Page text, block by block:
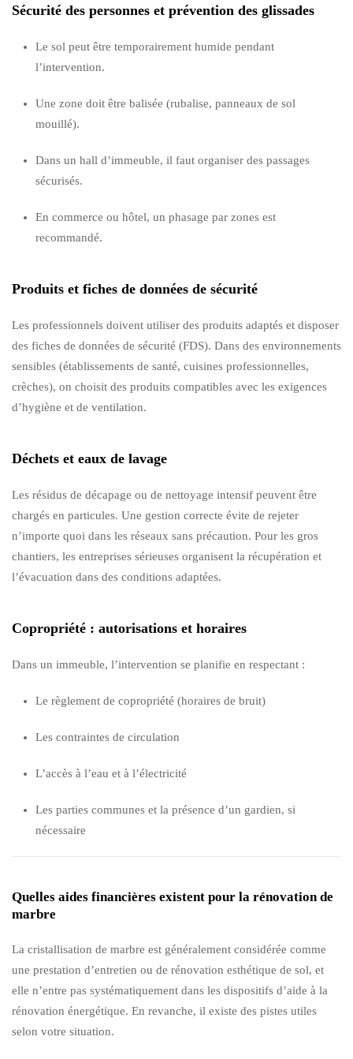
Sécurité des personnes et prévention des glissades
Le sol peut être temporairement humide pendant
l’intervention.
Une zone doit être balisée (rubalise, panneaux de sol
mouillé).
Dans un hall d’immeuble, il faut organiser des passages
sécurisés.
En commerce ou hôtel, un phasage par zones est
recommandé.
Produits et fiches de données de sécurité
Les professionnels doivent utiliser des produits adaptés et disposer
des fiches de données de sécurité (FDS). Dans des environnements
sensibles (établissements de santé, cuisines professionnelles,
crèches), on choisit des produits compatibles avec les exigences
d’hygiène et de ventilation.
Déchets et eaux de lavage
Les résidus de décapage ou de nettoyage intensif peuvent être
chargés en particules. Une gestion correcte évite de rejeter
n’importe quoi dans les réseaux sans précaution. Pour les gros
chantiers, les entreprises sérieuses organisent la récupération et
l’évacuation dans des conditions adaptées.
Copropriété : autorisations et horaires
Dans un immeuble, l’intervention se planifie en respectant :
Le règlement de copropriété (horaires de bruit)
Les contraintes de circulation
L’accès à l’eau et à l’électricité
Les parties communes et la présence d’un gardien, si
nécessaire
Quelles aides financières existent pour la rénovation de
marbre
La cristallisation de marbre est généralement considérée comme
une prestation d’entretien ou de rénovation esthétique de sol, et
elle n’entre pas systématiquement dans les dispositifs d’aide à la
rénovation énergétique. En revanche, il existe des pistes utiles
selon votre situation.